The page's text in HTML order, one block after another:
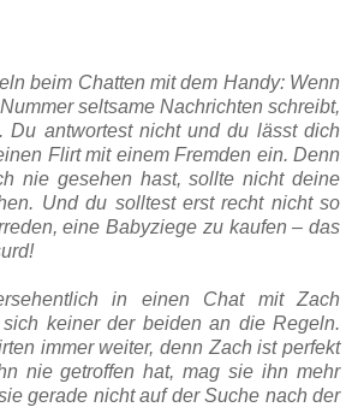
beim Chatten mit dem Handy: Wenn
seltsame Nachrichten schreibt,
Du antwortest nicht und du lässt dich
Flirt mit einem Fremden ein. Denn
nie gesehen hast, sollte nicht deine
Und du solltest erst recht nicht so
eine Babyziege zu kaufen – das
in einen Chat mit Zach
keiner der beiden an die Regeln.
immer weiter, denn Zach ist perfekt
nie getroffen hat, mag sie ihn mehr
gerade nicht auf der Suche nach der